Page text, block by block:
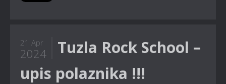
21 Apr
2024
Tuzla Rock School –
upis polaznika !!!